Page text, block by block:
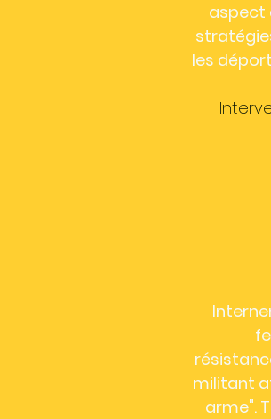
aspect
les
militant
arme".